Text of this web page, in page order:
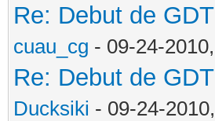
Re: Debut de
cuau_cg - 09-24-
Re: Debut de
Ducksiki - 09-24-